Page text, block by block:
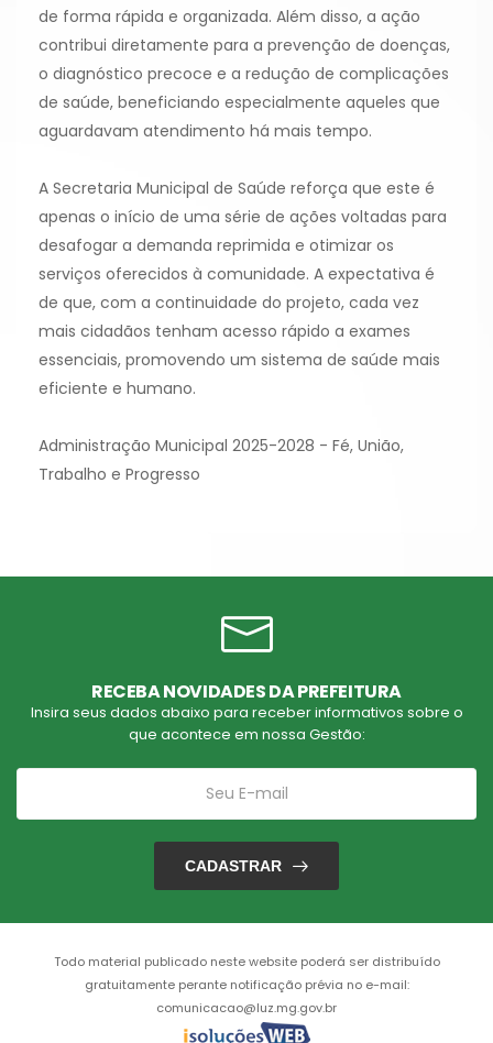
de forma rápida e organizada. Além disso, a ação
contribui diretamente para a prevenção de doenças,
o diagnóstico precoce e a redução de complicações
de saúde, beneficiando especialmente aqueles que
aguardavam atendimento há mais tempo.
A Secretaria Municipal de Saúde reforça que este é
apenas o início de uma série de ações voltadas para
desafogar a demanda reprimida e otimizar os
serviços oferecidos à comunidade. A expectativa é
de que, com a continuidade do projeto, cada vez
mais cidadãos tenham acesso rápido a exames
essenciais, promovendo um sistema de saúde mais
eficiente e humano.
Administração Municipal 2025-2028 - Fé, União,
Trabalho e Progresso
RECEBA NOVIDADES DA PREFEITURA
Insira seus dados abaixo para receber informativos sobre o
que acontece em nossa Gestão:
CADASTRAR
Todo material publicado neste website poderá ser distribuído
gratuitamente perante notificação prévia no e-mail:
comunicacao@luz.mg.gov.br